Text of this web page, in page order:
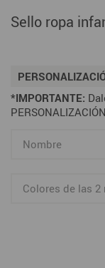
Sello ropa
*IMPORTANTE: